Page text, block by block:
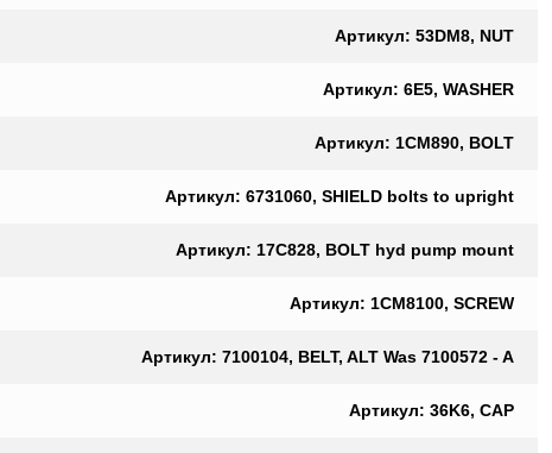
Артикул: 53DM8, NUT
Артикул: 6E5, WASHER
Артикул: 1CM890, BOLT
Артикул: 6731060, SHIELD bolts to upright
Артикул: 17C828, BOLT hyd pump mount
Артикул: 1CM8100, SCREW
Артикул: 7100104, BELT, ALT Was 7100572 - A
Артикул: 36K6, CAP